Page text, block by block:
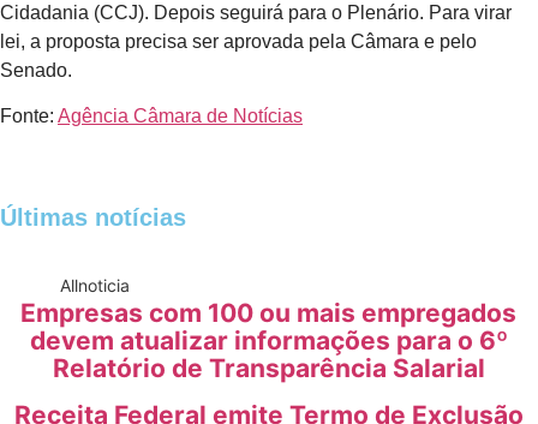
Cidadania (CCJ). Depois seguirá para o Plenário. Para virar
lei, a proposta precisa ser aprovada pela Câmara e pelo
Senado.
Fonte: Agência Câmara de Notícias
Últimas notícias
Allnoticia
Empresas com 100 ou mais empregados
devem atualizar informações para o 6º
Relatório de Transparência Salarial
Receita Federal emite Termo de Exclusão